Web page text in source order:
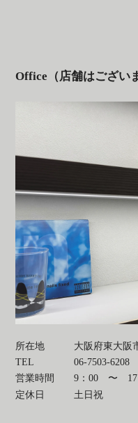
Office（店舗はござい
所在地
大阪府東大阪
TEL
06-7503-6208
営業時間
9：00 〜 17
定休日
土日祝